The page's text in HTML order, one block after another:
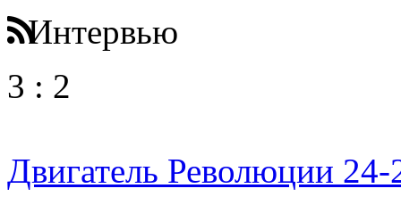
Интервью
3 : 2
Двигатель Революции 24-